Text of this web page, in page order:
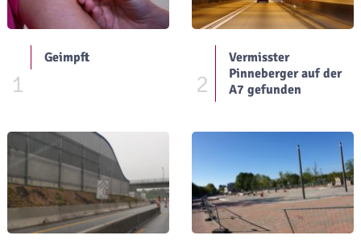
1
Geimpft
2
Vermisster
Pinneberger auf der
A7 gefunden